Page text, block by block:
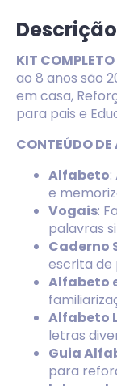
Descrição
KIT COMPLETO
ao 8 anos são
em casa,
para pais e
CONTEÚDO
Alfabeto
e
Vogais:
palavras
Caderno
escrita de
Alfabeto
Alfabeto
letras
Guia
para